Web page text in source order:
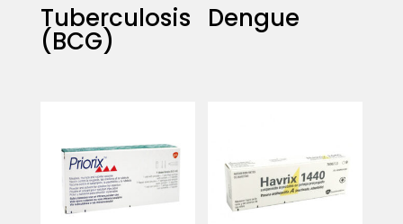
Tuberculosis
(BCG)
Dengue